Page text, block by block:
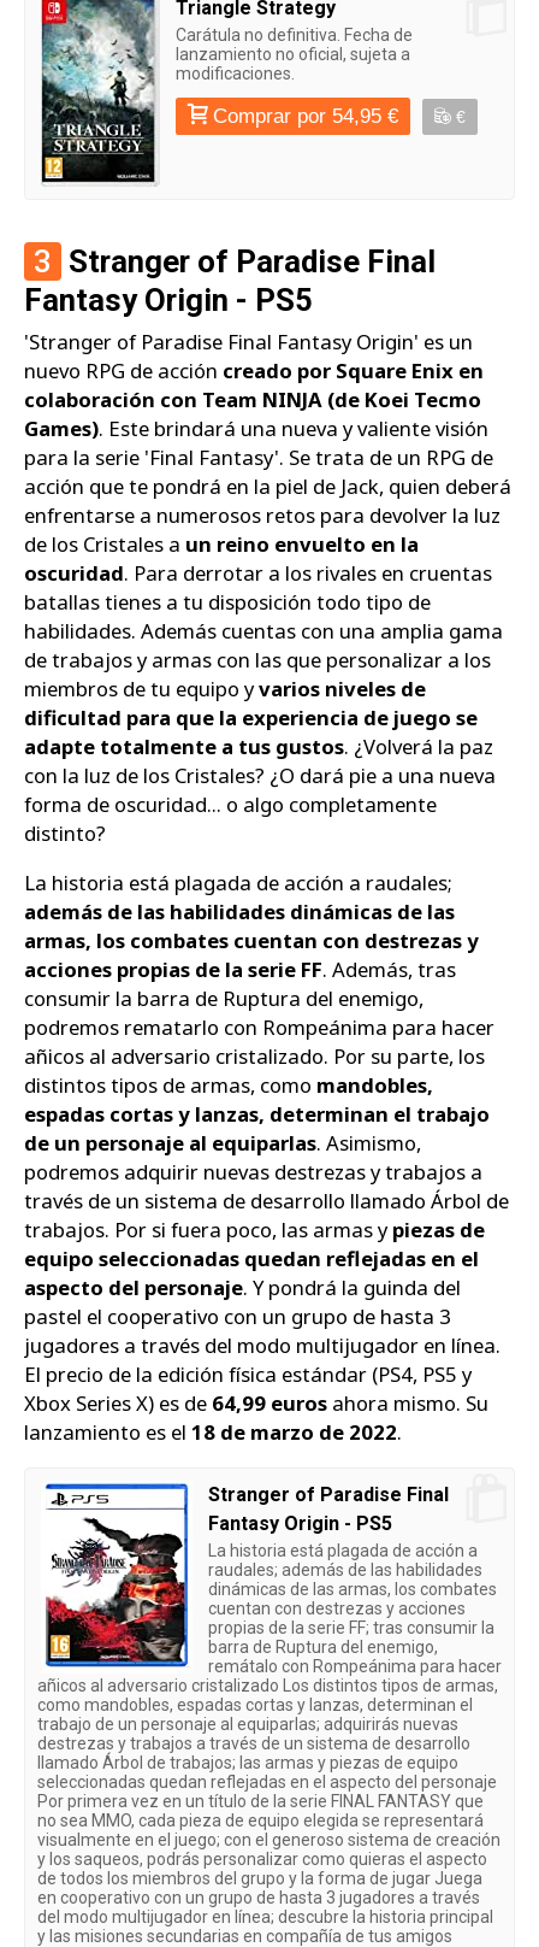
Triangle Strategy
Carátula no definitiva. Fecha de
lanzamiento no oficial, sujeta a
modificaciones.
Comprar por 54,95 € €
3 Stranger of Paradise Final
Fantasy Origin - PS5
'Stranger of Paradise Final Fantasy Origin' es un
nuevo RPG de acción creado por Square Enix en
colaboración con Team NINJA (de Koei Tecmo
Games). Este brindará una nueva y valiente visión
para la serie 'Final Fantasy'. Se trata de un RPG de
acción que te pondrá en la piel de Jack, quien deberá
enfrentarse a numerosos retos para devolver la luz
de los Cristales a un reino envuelto en la
oscuridad. Para derrotar a los rivales en cruentas
batallas tienes a tu disposición todo tipo de
habilidades. Además cuentas con una amplia gama
de trabajos y armas con las que personalizar a los
miembros de tu equipo yvarios niveles de
dificultad para que la experiencia de juego se
adapte totalmente a tus gustos. ¿Volverá la paz
con la luz de los Cristales? ¿O dará pie a una nueva
forma de oscuridad... o algo completamente
distinto?
La historia está plagada de acción a raudales;
además de las habilidades dinámicas de las
armas, los combates cuentan con destrezas y
acciones propias de la serie FF. Además, tras
consumir la barra de Ruptura del enemigo,
podremos rematarlo con Rompeánima para hacer
añicos al adversario cristalizado. Por su parte, los
distintos tipos de armas, como mandobles,
espadas cortas y lanzas, determinan el trabajo
de un personaje al equiparlas. Asimismo,
podremos adquirir nuevas destrezas y trabajos a
través de un sistema de desarrollo llamado Árbol de
trabajos. Por si fuera poco, las armas ypiezas de
equipo seleccionadas quedan reflejadas en el
aspecto del personaje. Y pondrá la guinda del
pastel el cooperativo con un grupo de hasta 3
jugadores a través del modo multijugador en línea.
El precio de la edición física estándar (PS4, PS5 y
Xbox Series X) es de 64,99 euros ahora mismo. Su
lanzamiento es el 18 de marzo de 2022.
Stranger of Paradise Final
Fantasy Origin - PS5
La historia está plagada de acción a
raudales; además de las habilidades
dinámicas de las armas, los combates
cuentan con destrezas y acciones
propias de la serie FF; tras consumir la
barra de Ruptura del enemigo,
remátalo con Rompeánima para hacer
añicos al adversario cristalizado Los distintos tipos de armas,
como mandobles, espadas cortas y lanzas, determinan el
trabajo de un personaje al equiparlas; adquirirás nuevas
destrezas y trabajos a través de un sistema de desarrollo
llamado Árbol de trabajos; las armas y piezas de equipo
seleccionadas quedan reflejadas en el aspecto del personaje
Por primera vez en un título de la serie FINAL FANTASY que
no sea MMO, cada pieza de equipo elegida se representará
visualmente en el juego; con el generoso sistema de creación
y los saqueos, podrás personalizar como quieras el aspecto
de todos los miembros del grupo y la forma de jugar Juega
en cooperativo con un grupo de hasta 3 jugadores a través
del modo multijugador en línea; descubre la historia principal
y las misiones secundarias en compañía de tus amigos